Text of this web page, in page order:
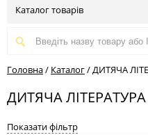
Каталог товарів
Головна/ Каталог/ДИТЯЧА
ДИТЯЧА ЛІТЕРАТУРА
Показати фільтр